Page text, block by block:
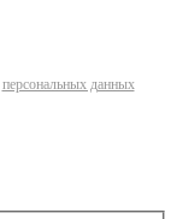
персональных данных